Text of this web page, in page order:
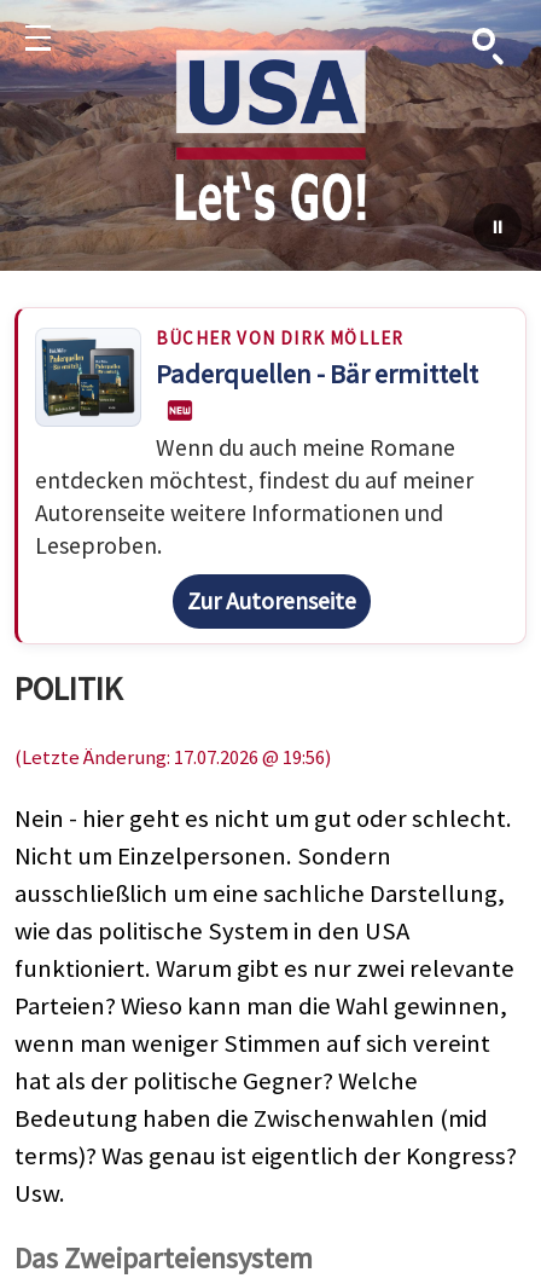
Menu Suche
BÜCHER VON DIRK MÖLLER
Paderquellen - Bär ermittelt
Wenn du auch meine Romane
entdecken möchtest, findest du auf meiner
Autorenseite weitere Informationen und
Leseproben.
Zur Autorenseite
POLITIK
(Letzte Änderung: 17.07.2026 @ 19:56)
Nein - hier geht es nicht um gut oder schlecht.
Nicht um Einzelpersonen. Sondern
ausschließlich um eine sachliche Darstellung,
wie das politische System in den USA
funktioniert. Warum gibt es nur zwei relevante
Parteien? Wieso kann man die Wahl gewinnen,
wenn man weniger Stimmen auf sich vereint
hat als der politische Gegner? Welche
Bedeutung haben die Zwischenwahlen (mid
terms)? Was genau ist eigentlich der Kongress?
Usw.
Das Zweiparteiensystem